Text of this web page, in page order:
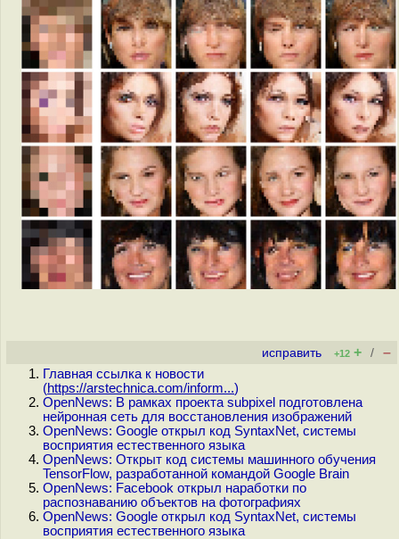
исправить +12 + / –
Главная ссылка к новости
(https://arstechnica.com/inform...)
OpenNews: В рамках проекта subpixel подготовлена
нейронная сеть для восстановления изображений
OpenNews: Google открыл код SyntaxNet, системы
восприятия естественного языка
OpenNews: Открыт код системы машинного обучения
TensorFlow, разработанной командой Google Brain
OpenNews: Facebook открыл наработки по
распознаванию объектов на фотографиях
OpenNews: Google открыл код SyntaxNet, системы
восприятия естественного языка